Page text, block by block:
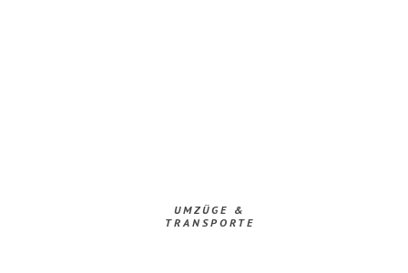
UMZÜGE &
TRANSPORTE